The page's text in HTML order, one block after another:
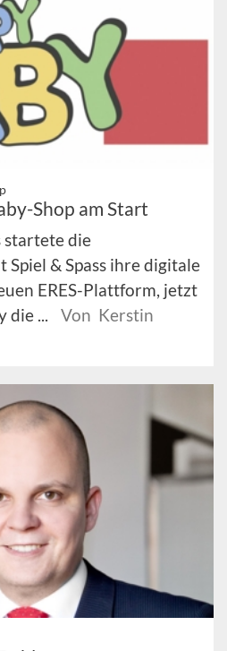
Shop am Start
startete die
Spiel & Spass ihre digitale
ERES-Plattform, jetzt
die ...
Von Kerstin